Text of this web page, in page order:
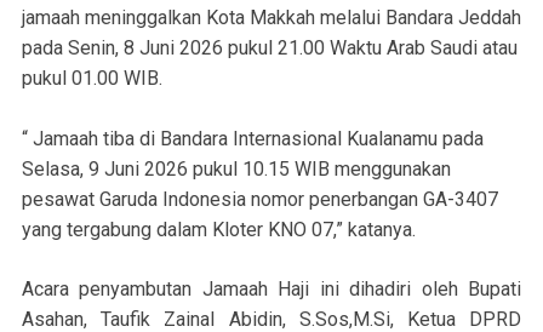
jamaah meninggalkan Kota Makkah melalui Bandara Jeddah
pada Senin, 8 Juni 2026 pukul 21.00 Waktu Arab Saudi atau
pukul 01.00 WIB.
“ Jamaah tiba di Bandara Internasional Kualanamu pada
Selasa, 9 Juni 2026 pukul 10.15 WIB menggunakan
pesawat Garuda Indonesia nomor penerbangan GA-3407
yang tergabung dalam Kloter KNO 07,” katanya.
Acara penyambutan Jamaah Haji ini dihadiri oleh Bupati
Asahan, Taufik Zainal Abidin, S.Sos,M.Si, Ketua DPRD